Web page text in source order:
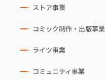
ストア事業
コミック制作・出版事業
ライツ事業
コミュニティ事業